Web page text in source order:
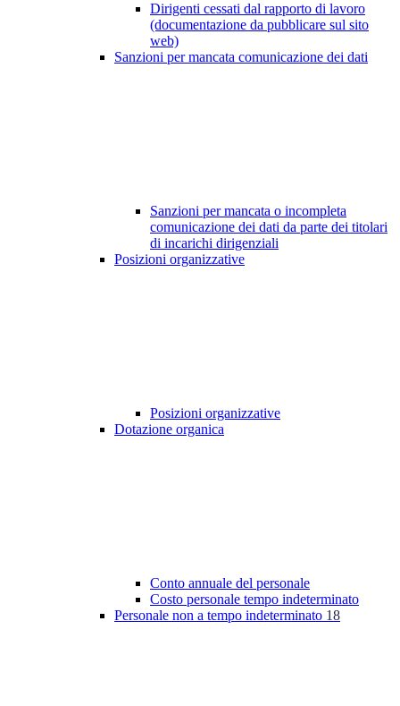
Dirigenti cessati dal rapporto di lavoro
(documentazione da pubblicare sul sito
web)
Sanzioni per mancata comunicazione dei dati
Sanzioni per mancata o incompleta
comunicazione dei dati da parte dei titolari
di incarichi dirigenziali
Posizioni organizzative
Posizioni organizzative
Dotazione organica
Conto annuale del personale
Costo personale tempo indeterminato
Personale non a tempo indeterminato 18